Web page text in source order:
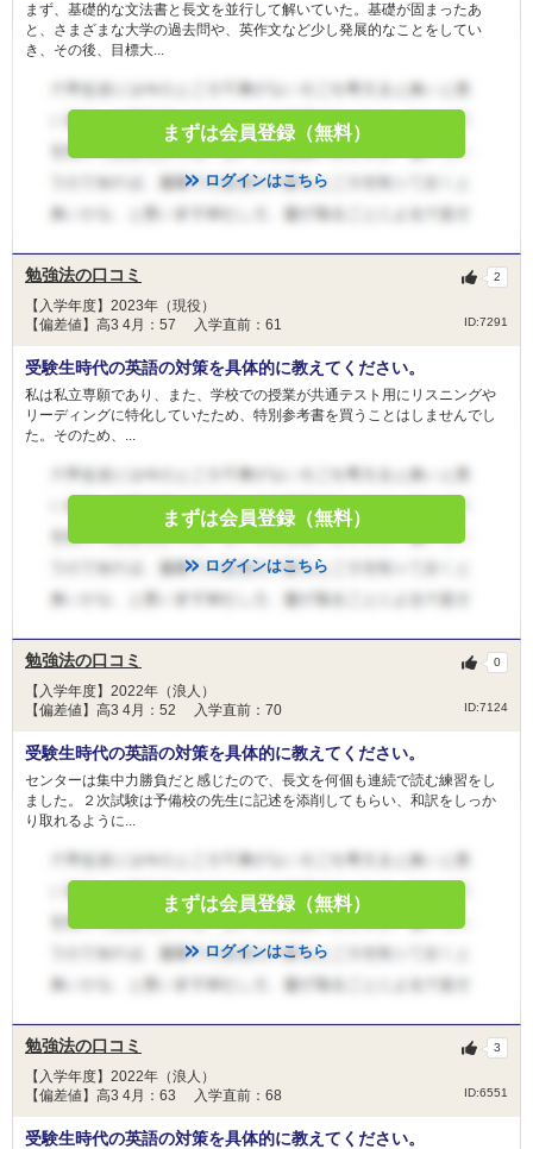
まず、基礎的な文法書と長文を並行して解いていた。基礎が固まったあ
と、さまざまな大学の過去問や、英作文など少し発展的なことをしてい
き、その後、目標大...
まずは会員登録（無料）
ログインはこちら
勉強法の口コミ
【入学年度】2023年（現役）
【偏差値】高3 4月：57 入学直前：61
ID:7291
2
受験生時代の英語の対策を具体的に教えてください。
私は私立専願であり、また、学校での授業が共通テスト用にリスニングや
リーディングに特化していたため、特別参考書を買うことはしませんでし
た。そのため、...
まずは会員登録（無料）
ログインはこちら
勉強法の口コミ
【入学年度】2022年（浪人）
【偏差値】高3 4月：52 入学直前：70
ID:7124
0
受験生時代の英語の対策を具体的に教えてください。
センターは集中力勝負だと感じたので、長文を何個も連続で読む練習をし
ました。２次試験は予備校の先生に記述を添削してもらい、和訳をしっか
り取れるように...
まずは会員登録（無料）
ログインはこちら
勉強法の口コミ
【入学年度】2022年（浪人）
【偏差値】高3 4月：63 入学直前：68
ID:6551
3
受験生時代の英語の対策を具体的に教えてください。